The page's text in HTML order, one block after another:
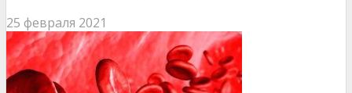
25 февраля 2021